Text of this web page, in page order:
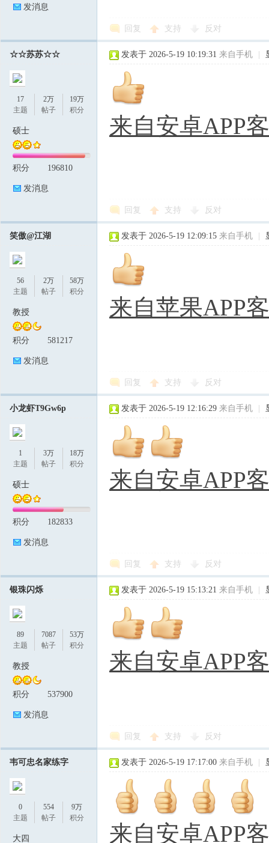
发消息
回复 支持 反对
☆☆苏苏☆☆
17
主题
2万
帖子
19万
积分
硕士
积分 196810
发消息
发表于 2026-5-19 10:19:31 来自手机
来自安卓APP
回复 支持 反对
笑傲@江湖
56
主题
2万
帖子
58万
积分
教授
积分 581217
发消息
发表于 2026-5-19 12:09:15 来自手机
来自苹果APP
回复 支持 反对
小龙虾T9Gw6p
1
主题
3万
帖子
18万
积分
硕士
积分 182833
发消息
发表于 2026-5-19 12:16:29 来自手机
来自安卓APP
回复 支持 反对
银珠闪烁
89
主题
7087
帖子
53万
积分
教授
积分 537900
发消息
发表于 2026-5-19 15:13:21 来自手机
来自安卓APP
回复 支持 反对
韦可忠名家练字
0
主题
554
帖子
9万
积分
大四
发表于 2026-5-19 17:17:00 来自手机
来自安卓APP